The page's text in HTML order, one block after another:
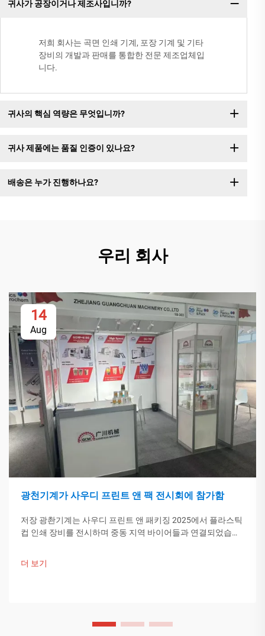
귀사가 공장이거나 제조사입니까?
저희 회사는 곡면 인쇄 기계, 포장 기계 및 기타
장비의 개발과 판매를 통합한 전문 제조업체입
니다.
귀사의 핵심 역량은 무엇입니까?
귀사 제품에는 품질 인증이 있나요?
배송은 누가 진행하나요?
우리 회사
14
Aug
광천기계가 사우디 프린트 앤 팩 전시회에 참가함
저장 광촨기계는 사우디 프린트 앤 패키징 2025에서 플라스틱
컵 인쇄 장비를 전시하며 중동 지역 바이어들과 연결되었습니
있습니다. 더 알아보기.
더 보기